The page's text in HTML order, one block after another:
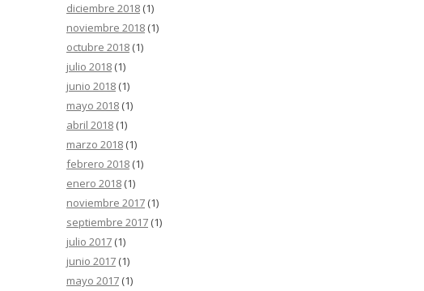
diciembre 2018 (1)
noviembre 2018 (1)
octubre 2018 (1)
julio 2018 (1)
junio 2018 (1)
mayo 2018 (1)
abril 2018 (1)
marzo 2018 (1)
febrero 2018 (1)
enero 2018 (1)
noviembre 2017 (1)
septiembre 2017 (1)
julio 2017 (1)
junio 2017 (1)
mayo 2017 (1)